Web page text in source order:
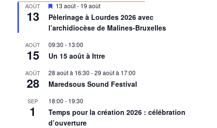
AOÛT
13
Mis
en
avant
13 août- 19 août
Pèlerinage à Lourdes 2026 avec
l’archidiocèse de Malines-Bruxelles
AOÛT
15
09:30 - 13:00
Un 15 août à Ittre
AOÛT
28
28 août à 16:30 -29 août à 17:00
Maredsous Sound Festival
SEP
1
18:00 - 19:30
Temps pour la création 2026 : célébration
d’ouverture